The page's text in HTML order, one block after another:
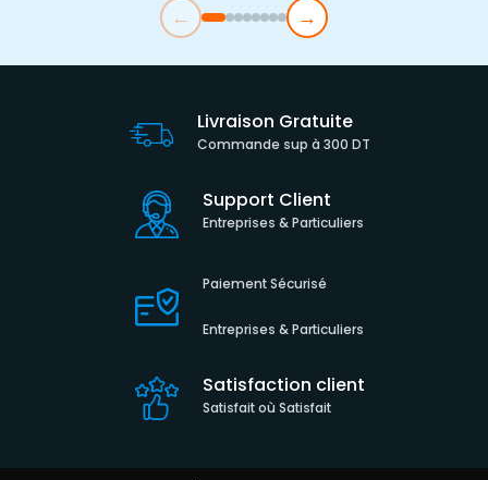
← →
Livraison Gratuite
Commande sup à 300 DT
Support Client
Entreprises & Particuliers
Paiement Sécurisé
Entreprises & Particuliers
Satisfaction client
Satisfait où Satisfait